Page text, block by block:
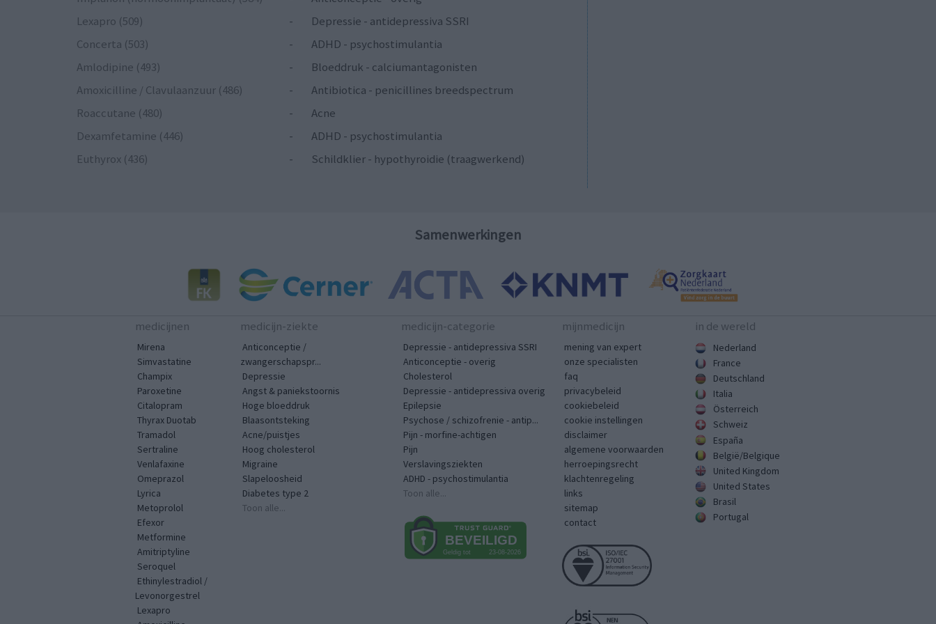
Lexapro (509)
-
Depressie - antidepressiva SSRI
Concerta (503)
-
ADHD - psychostimulantia
Amlodipine (493)
-
Bloeddruk - calciumantagonisten
Amoxicilline / Clavulaanzuur (486)
-
Antibiotica - penicillines breedspectrum
Roaccutane (480)
-
Acne
Dexamfetamine (446)
-
ADHD - psychostimulantia
Euthyrox (436)
- Schildklier - hypothyroidie (traagwerkend)
Samenwerkingen
medicijnen
Mirena
Simvastatine
Champix
Paroxetine
Citalopram
Thyrax Duotab
Tramadol
Sertraline
Venlafaxine
Omeprazol
Lyrica
Metoprolol
Efexor
Metformine
Amitriptyline
Seroquel
Ethinylestradiol /
Levonorgestrel
Lexapro
medicijn-ziekte
Anticonceptie /
zwangerschapspr...
Depressie
Angst & paniekstoornis
Hoge bloeddruk
Blaasontsteking
Acne/puistjes
Hoog cholesterol
Migraine
Slapeloosheid
Diabetes type 2
Toon alle...
medicijn-categorie
Depressie - antidepressiva SSRI
Anticonceptie - overig
Cholesterol
Depressie - antidepressiva overig
Epilepsie
Psychose / schizofrenie - antip...
Pijn - morfine-achtigen
Pijn
Verslavingsziekten
ADHD - psychostimulantia
Toon alle...
mijnmedicijn
mening van expert
onze specialisten
faq
privacybeleid
cookiebeleid
cookie instellingen
disclaimer
algemene voorwaarden
herroepingsrecht
klachtenregeling
links
sitemap
contact
in de wereld
Nederland
France
Deutschland
Italia
Österreich
Schweiz
España
België/Belgique
United Kingdom
United States
Brasil
Portugal